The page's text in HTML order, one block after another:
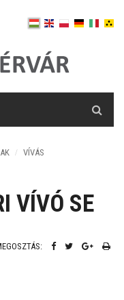
VÍVÁS
VÍVÓ SE